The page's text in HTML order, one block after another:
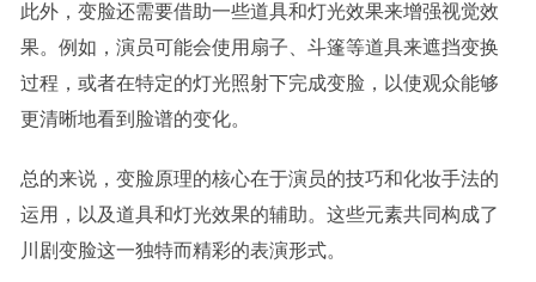
此外，变脸还需要借助一些道具和灯光效果来增强视觉效
果。例如，演员可能会使用扇子、斗篷等道具来遮挡变换
过程，或者在特定的灯光照射下完成变脸，以使观众能够
更清晰地看到脸谱的变化。
总的来说，变脸原理的核心在于演员的技巧和化妆手法的
运用，以及道具和灯光效果的辅助。这些元素共同构成了
川剧变脸这一独特而精彩的表演形式。